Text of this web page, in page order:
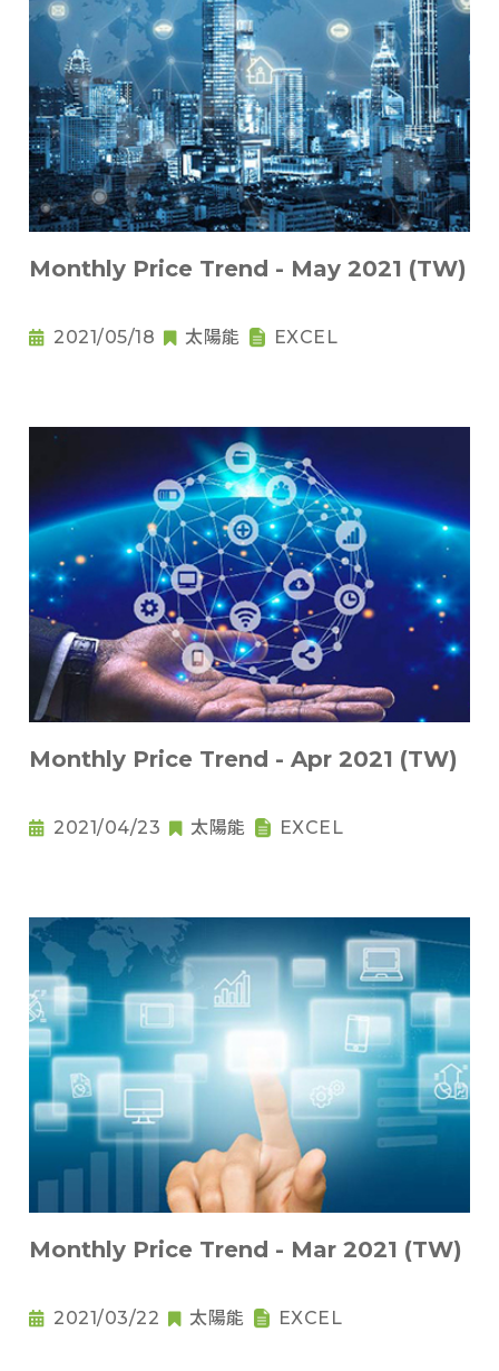
Monthly Price Trend - May 2021 (TW)
2021/05/18 太陽能 EXCEL
Monthly Price Trend - Apr 2021 (TW)
2021/04/23 太陽能 EXCEL
Monthly Price Trend - Mar 2021 (TW)
2021/03/22 太陽能 EXCEL